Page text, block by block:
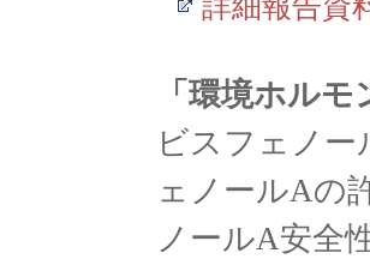
詳細報告資
「環境ホル
ビスフェノ
ェノールAの
ノールA安全